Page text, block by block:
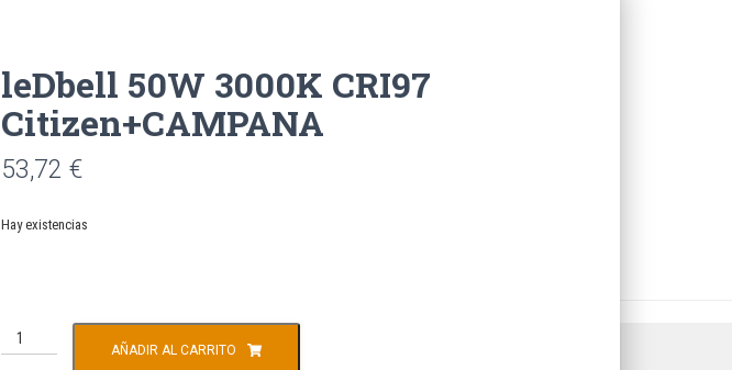
leDbell 50W 3000K CRI97
Citizen+CAMPANA
53,72 €
Hay existencias
AÑADIR AL CARRITO